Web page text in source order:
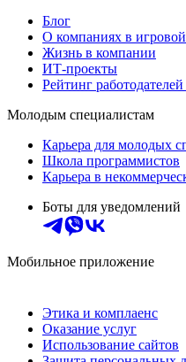
Блог
О компаниях в
Жизнь в компании
ИТ-проекты
Рейтинг
Молодым специалистам
Карьера для молодых
Школа программистов
Карьера в
Боты для уведомлений
Мобильное приложение
Этика и комплаенс
Оказание услуг
Использование сайтов